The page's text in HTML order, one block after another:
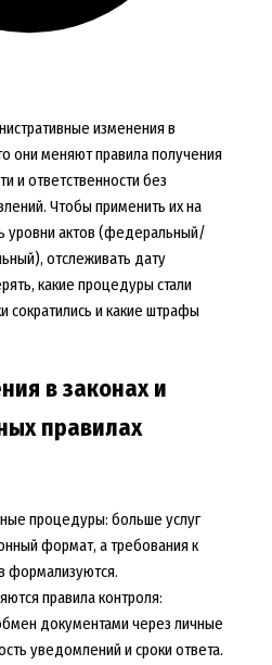
изменения в
они меняют правила получения
и ответственности без
Чтобы применить их на
уровни актов (федеральный/
отслеживать дату
какие процедуры стали
сократились и какие штрафы
в законах и
правилах
процедуры: больше услуг
формат, а требования к
формализуются.
правила контроля:
документами через личные
уведомлений и сроки ответа.